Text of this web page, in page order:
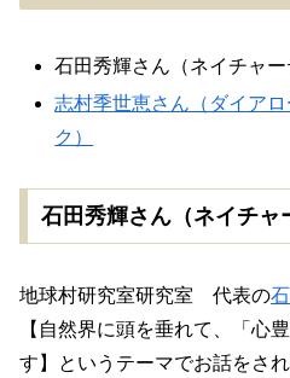
石田秀輝さん（ネイチャー
志村季世恵さん（ダイア
ク）
石田秀輝さん（ネイチャ
地球村研究室研究室 代表の
【自然界に頭を垂れて、「心
す】というテーマでお話をされ